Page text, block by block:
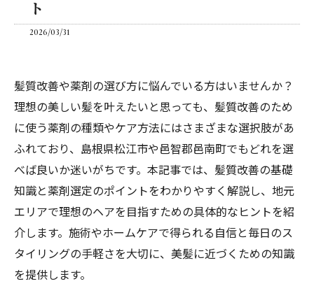
ト
2026/03/31
髪質改善や薬剤の選び方に悩んでいる方はいませんか？
理想の美しい髪を叶えたいと思っても、髪質改善のため
に使う薬剤の種類やケア方法にはさまざまな選択肢があ
ふれており、島根県松江市や邑智郡邑南町でもどれを選
べば良いか迷いがちです。本記事では、髪質改善の基礎
知識と薬剤選定のポイントをわかりやすく解説し、地元
エリアで理想のヘアを目指すための具体的なヒントを紹
介します。施術やホームケアで得られる自信と毎日のス
タイリングの手軽さを大切に、美髪に近づくための知識
を提供します。